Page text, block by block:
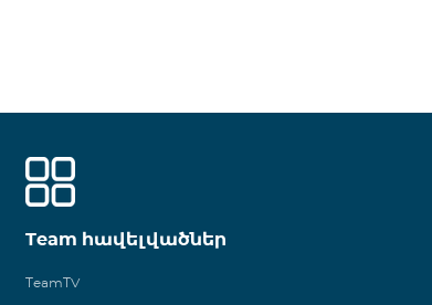
Team հավելվածներ
TeamTV